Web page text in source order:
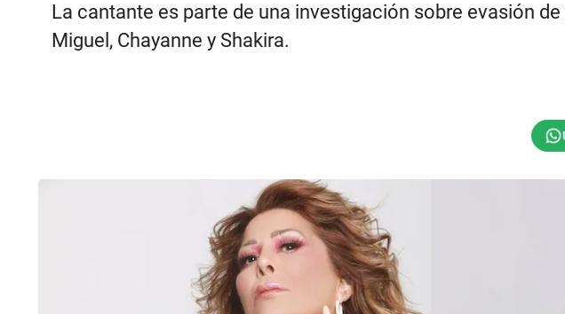
La cantante es parte de una investigación sobre evasión
Miguel, Chayanne y Shakira.